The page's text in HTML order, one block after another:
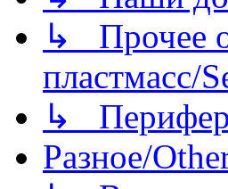
↳ Прочее
пластмасс/
↳
Разное/